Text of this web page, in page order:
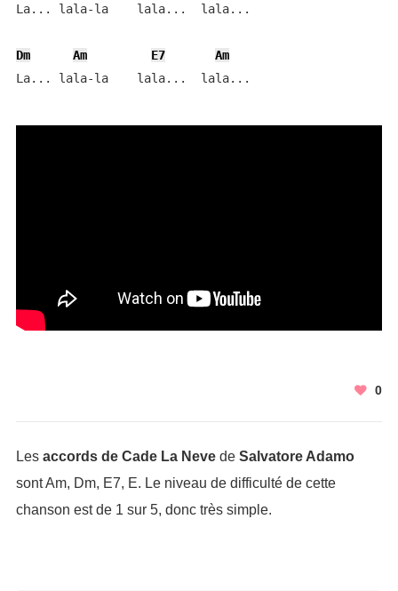
La... lala-la    lala...  lala...
Dm Am E7
Am
La... lala-la    lala...  lala...
0
Les accords de Cade La Nevede Salvatore Adamo
sont Am, Dm, E7, E. Le niveau de difficulté de cette
chanson est de 1 sur 5, donc très simple.